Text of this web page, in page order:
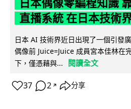
日本偶像零編程知識
直播系統 在日本技術
日本 AI 技術界近日出現了一個引發
偶像前 Juice=Juice 成員宮本佳林在
下，僅憑藉與...
閱讀全文
37 2 ↗ 分享